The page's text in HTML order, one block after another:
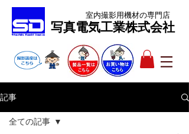
​写真電気工業株式会社
室内撮影用機材の専門店
記事
全ての記事